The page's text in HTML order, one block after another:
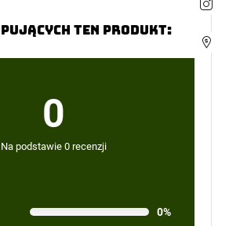
ten produkt:
0
Na podstawie 0 recenzji
0%